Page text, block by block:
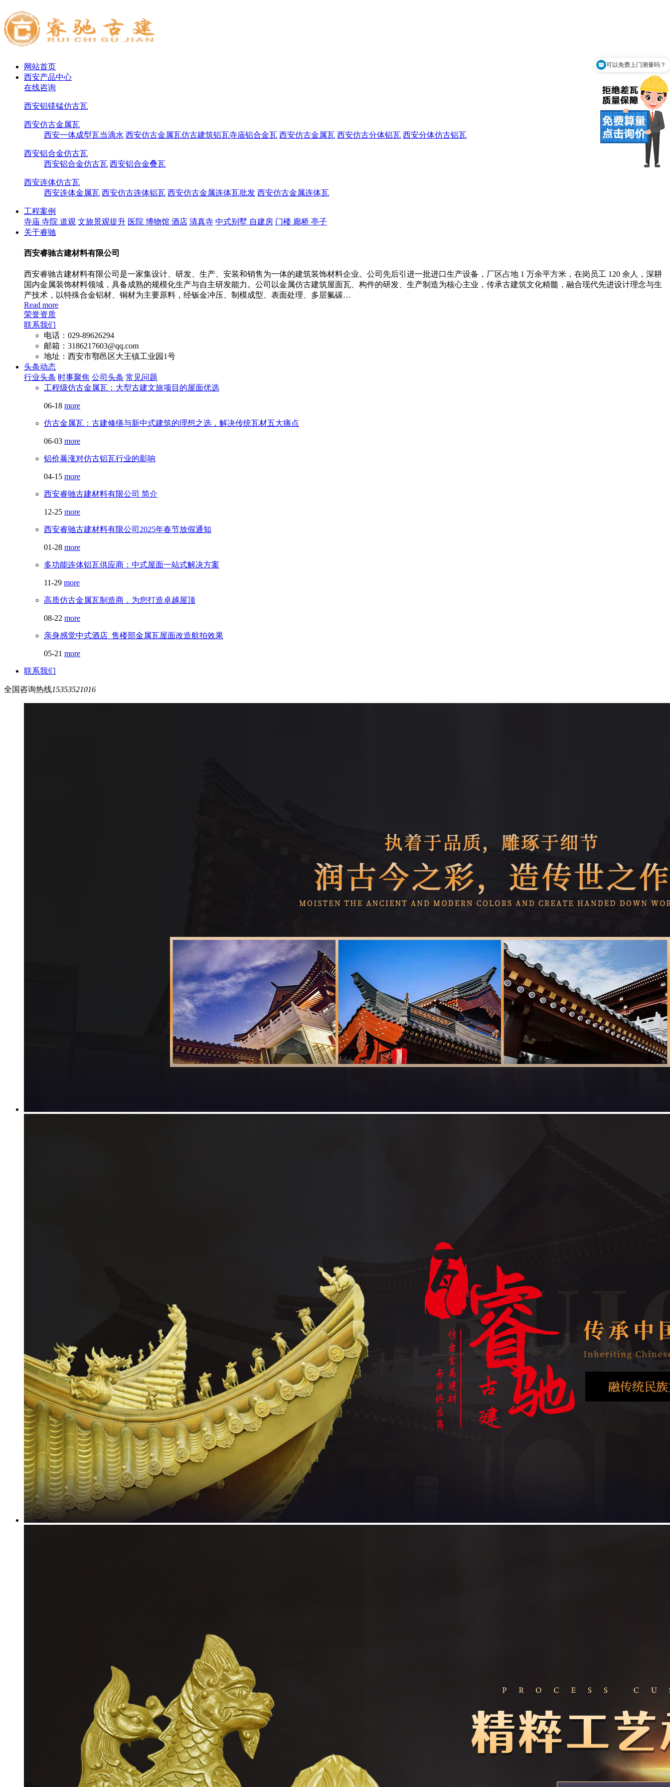
网站首页
西安产品中心
在线咨询
西安铝镁锰仿古瓦
西安仿古金属瓦
西安一体成型瓦当滴水 西安仿古金属瓦仿古建筑铝瓦寺庙铝合金瓦 西安仿古金属瓦 西安仿古分体铝瓦 西安分体仿古铝瓦
西安铝合金仿古瓦
西安铝合金仿古瓦 西安铝合金叠瓦
西安连体仿古瓦
西安连体金属瓦 西安仿古连体铝瓦 西安仿古金属连体瓦批发 西安仿古金属连体瓦
工程案例
寺庙 寺院 道观 文旅景观提升 医院 博物馆 酒店 清真寺 中式别墅 自建房 门楼 廊桥 亭子
关于睿驰
西安睿驰古建材料有限公司
西安睿驰古建材料有限公司是一家集设计、研发、生产、安装和销售为一体的建筑装饰材料企业。公司先后引进一批进口生产设备，厂区占地 1 万余平方米，在岗员工 120 余人，深耕
国内金属装饰材料领域，具备成熟的规模化生产与自主研发能力。公司以金属仿古建筑屋面瓦、构件的研发、生产制造为核心主业，传承古建筑文化精髓，融合现代先进设计理念与生
产技术，以特殊合金铝材、铜材为主要原料，经钣金冲压、制模成型、表面处理、多层氟碳…
Read more
荣誉资质
联系我们
电话：029-89626294
邮箱：3186217603@qq.com
地址：西安市鄠邑区大王镇工业园1号
头条动态
行业头条 时事聚焦 公司头条 常见问题
工程级仿古金属瓦：大型古建文旅项目的屋面优选
06-18 more
仿古金属瓦：古建修缮与新中式建筑的理想之选，解决传统瓦材五大痛点
06-03 more
铝价暴涨对仿古铝瓦行业的影响
04-15 more
西安睿驰古建材料有限公司 简介
12-25 more
西安睿驰古建材料有限公司2025年春节放假通知
01-28 more
多功能连体铝瓦供应商：中式屋面一站式解决方案
11-29 more
高质仿古金属瓦制造商，为您打造卓越屋顶
08-22 more
亲身感觉中式酒店_售楼部金属瓦屋面改造航拍效果
05-21 more
联系我们
全国咨询热线15353521016
可以免费上门测量吗？